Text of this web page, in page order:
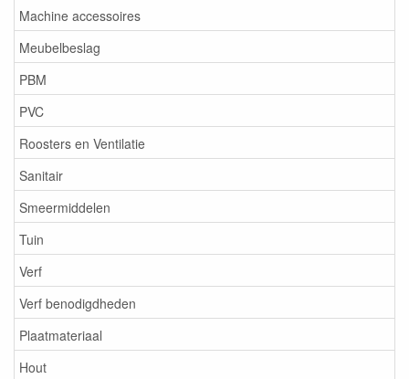
Machine accessoires
Meubelbeslag
PBM
PVC
Roosters en Ventilatie
Sanitair
Smeermiddelen
Tuin
Verf
Verf benodigdheden
Plaatmateriaal
Hout